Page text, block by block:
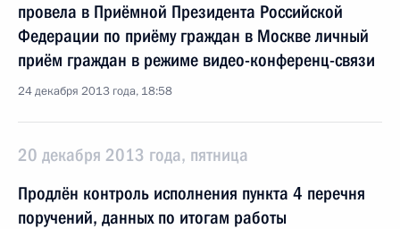
провела в Приёмной Президента Российской
Федерации по приёму граждан в Москве личный
приём граждан в режиме видео-конференц-связи
24 декабря 2013 года, 18:58
20 декабря 2013 года, пятница
Продлён контроль исполнения пункта 4 перечня
поручений, данных по итогам работы